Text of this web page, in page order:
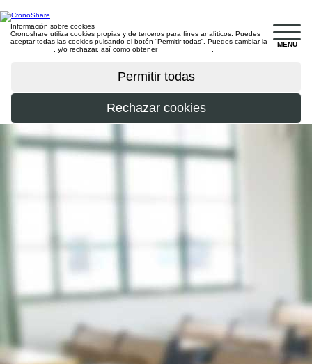
MENU
Información sobre cookies
Cronoshare utiliza cookies propias y de terceros para fines analíticos. Puedes
aceptar todas las cookies pulsando el botón “Permitir todas”. Puedes cambiar la
, y/o rechazar, así como obtener